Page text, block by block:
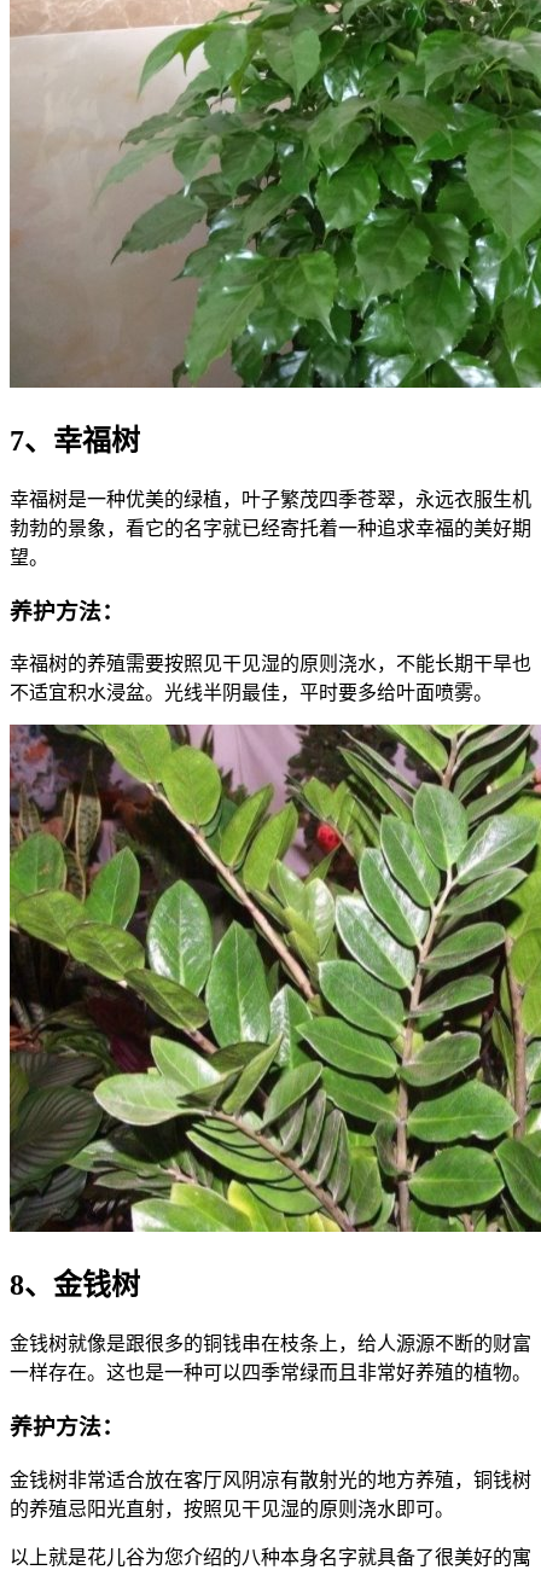
7、幸福树
幸福树是一种优美的绿植，叶子繁茂四季苍翠，永远衣服生机
勃勃的景象，看它的名字就已经寄托着一种追求幸福的美好期
望。
养护方法：
幸福树的养殖需要按照见干见湿的原则浇水，不能长期干旱也
不适宜积水浸盆。光线半阴最佳，平时要多给叶面喷雾。
8、金钱树
金钱树就像是跟很多的铜钱串在枝条上，给人源源不断的财富
一样存在。这也是一种可以四季常绿而且非常好养殖的植物。
养护方法：
金钱树非常适合放在客厅风阴凉有散射光的地方养殖，铜钱树
的养殖忌阳光直射，按照见干见湿的原则浇水即可。
以上就是花儿谷为您介绍的八种本身名字就具备了很美好的寓